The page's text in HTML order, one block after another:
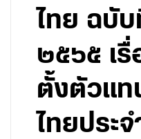
ไทย ฉบั
๒๕๖๕ เ
ตั้งตัวแท
ไทยประ